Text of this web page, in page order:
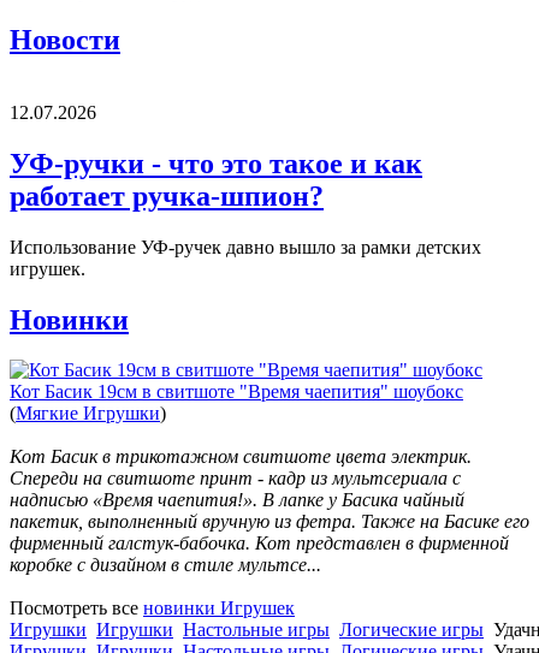
Новости
12.07.2026
УФ-ручки - что это такое и как
работает ручка-шпион?
Использование УФ-ручек давно вышло за рамки детских
игрушек.
Новинки
Кот Басик 19см в свитшоте "Время чаепития" шоубокс
(Мягкие Игрушки)
Кот Басик в трикотажном свитшоте цвета электрик.
Спереди на свитшоте принт - кадр из мультсериала с
надписью «Время чаепития!». В лапке у Басика чайный
пакетик, выполненный вручную из фетра. Также на Басике его
фирменный галстук-бабочка. Кот представлен в фирменной
коробке с дизайном в стиле мультсе...
Посмотреть все новинки Игрушек
Игрушки Игрушки Настольные игры Логические игры